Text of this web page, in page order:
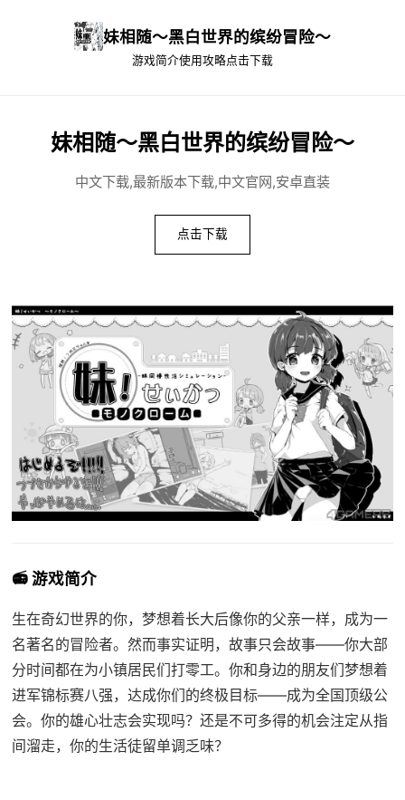
妹相随～黑白世界的缤纷冒险～
游戏简介使用攻略点击下载
妹相随～黑白世界的缤纷冒险～
中文下载,最新版本下载,中文官网,安卓直装
点击下载
📻 游戏简介
生在奇幻世界的你，梦想着长大后像你的父亲一样，成为一
名著名的冒险者。然而事实证明，故事只会故事——你大部
分时间都在为小镇居民们打零工。你和身边的朋友们梦想着
进军锦标赛八强，达成你们的终极目标——成为全国顶级公
会。你的雄心壮志会实现吗？还是不可多得的机会注定从指
间溜走，你的生活徒留单调乏味？